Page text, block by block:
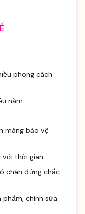
phong cách
năm
màng bảo vệ
với thời gian
chân đứng chắc
phẩm, chỉnh sửa